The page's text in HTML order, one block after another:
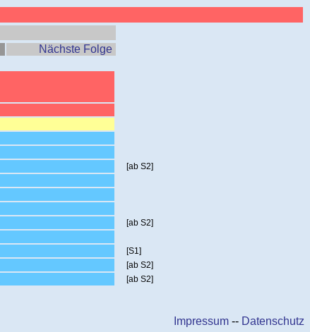
Nächste Folge
[ab S2]
[ab S2]
[S1]
[ab S2]
[ab S2]
Impressum -- Datenschutz